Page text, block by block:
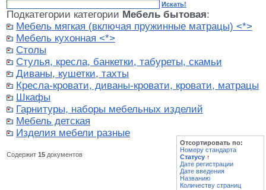
Искать!
Подкатегории категории Мебель бытовая:
Мебель мягкая (включая пружинные матрацы) <*>
Мебель кухонная <*>
Столы
Стулья, кресла, банкетки, табуреты, скамьи
Диваны, кушетки, тахты
Кресла-кровати, диваны-кровати, кровати, матрацы
Шкафы
Гарнитуры, наборы мебельных изделий
Мебель детская
Изделия мебели разные
Содержит 15 документов
Отсортировать по:
Номеру стандарта
Статусу ↑
Дате регистрации
Дате введения
Названию
Количеству страниц